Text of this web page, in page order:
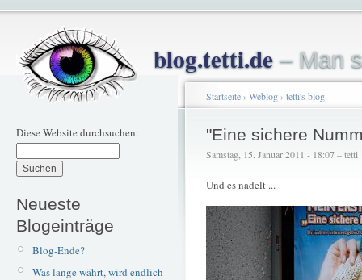
blog.tetti.de– Man
Diese Website durchsuchen:
Neueste
Blogeinträge
Blog-Ende?
Was lange währt, wird endlich
Startseite› Weblog› tetti's blog
"Eine sichere
Samstag, 15. Januar 2011 - 18:07 – tetti
Und es nadelt ...